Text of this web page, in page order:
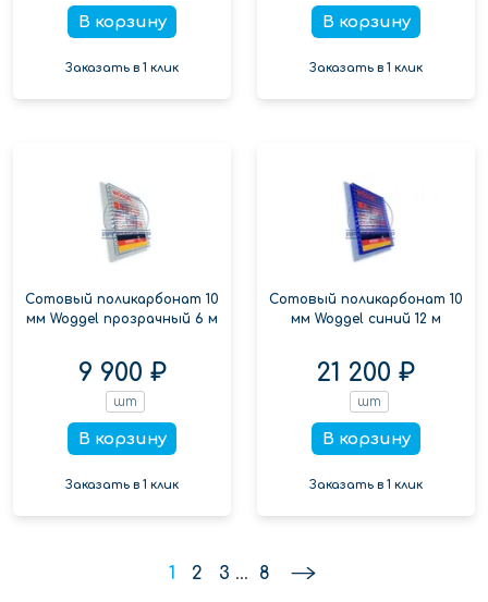
В корзину
Заказать в 1 клик
В корзину
Заказать в 1 клик
Сотовый поликарбонат 10
мм Woggel прозрачный 6 м
9 900 ₽
шт
В корзину
Заказать в 1 клик
Сотовый поликарбонат 10
мм Woggel синий 12 м
21 200 ₽
шт
В корзину
Заказать в 1 клик
1 2 3 ... 8